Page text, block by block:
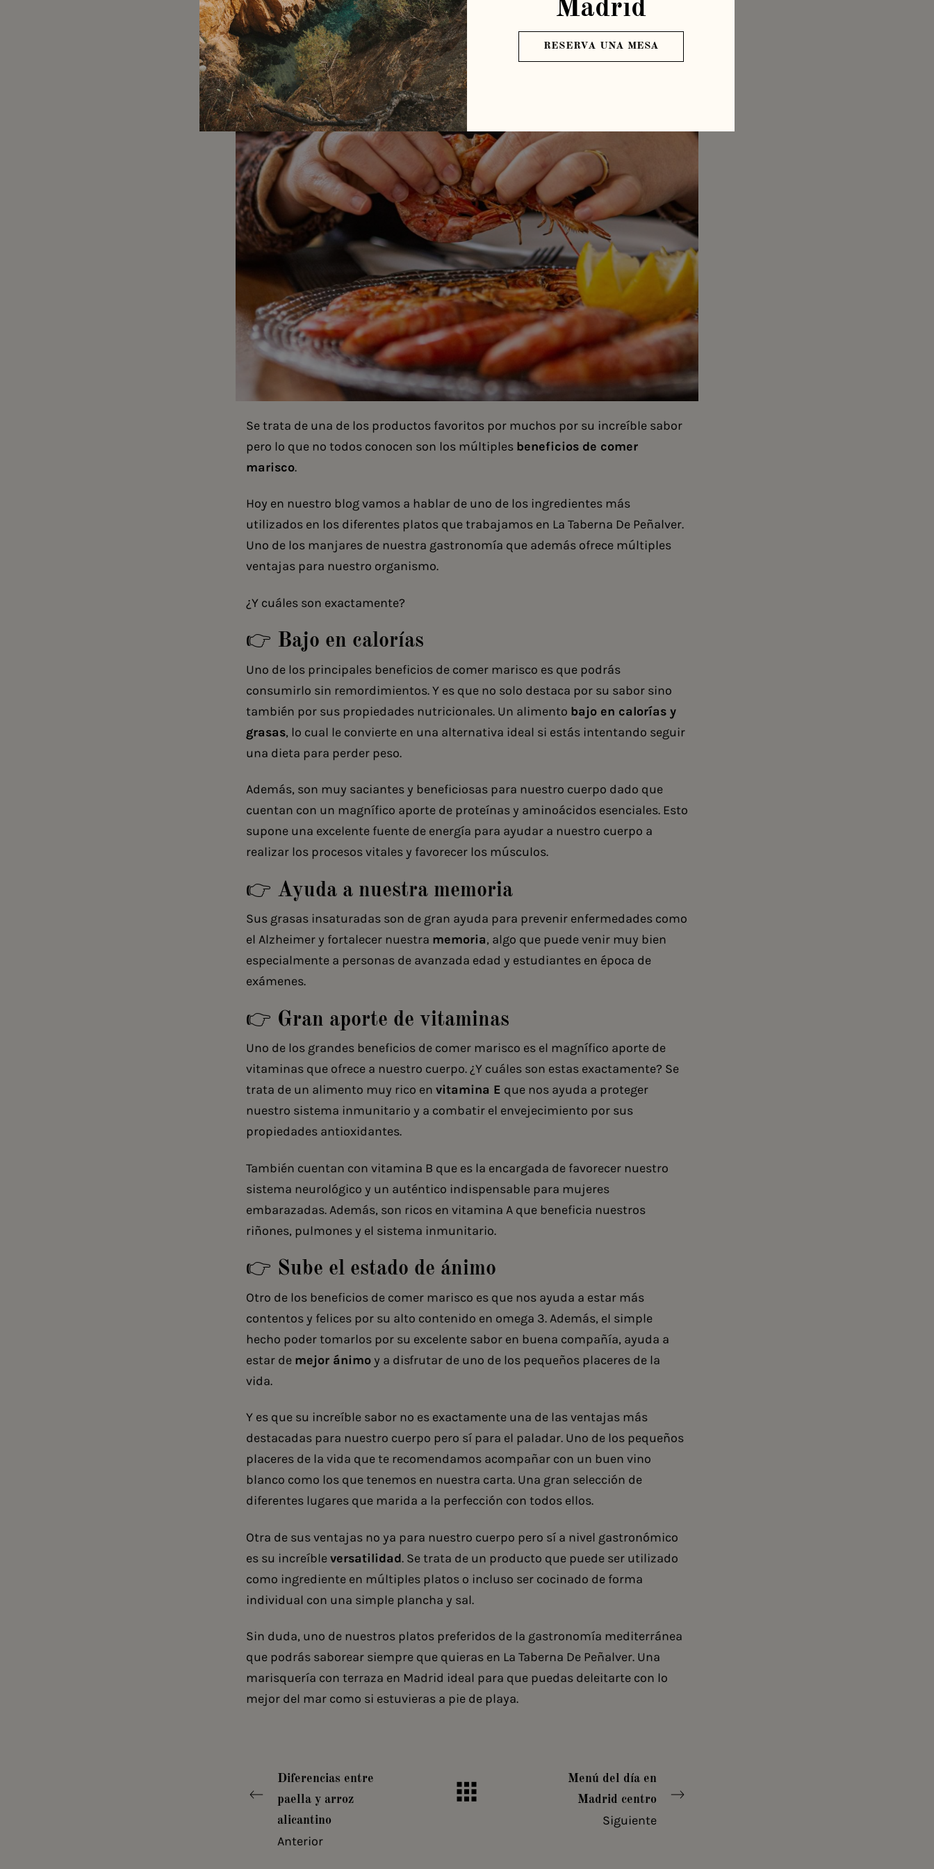
Se trata de una de los productos favoritos por muchos por su increíble sabor
pero lo que no todos conocen son los múltiples beneficios de comer
marisco.
Hoy en nuestro blog vamos a hablar de uno de los ingredientes más
utilizados en los diferentes platos que trabajamos en La Taberna De Peñalver.
Uno de los manjares de nuestra gastronomía que además ofrece múltiples
ventajas para nuestro organismo.
¿Y cuáles son exactamente?
👉 Bajo en calorías
Uno de los principales beneficios de comer marisco es que podrás
consumirlo sin remordimientos. Y es que no solo destaca por su sabor sino
también por sus propiedades nutricionales. Un alimento bajo en calorías y
grasas, lo cual le convierte en una alternativa ideal si estás intentando seguir
una dieta para perder peso.
Además, son muy saciantes y beneficiosas para nuestro cuerpo dado que
cuentan con un magnífico aporte de proteínas y aminoácidos esenciales. Esto
supone una excelente fuente de energía para ayudar a nuestro cuerpo a
realizar los procesos vitales y favorecer los músculos.
👉 Ayuda a nuestra memoria
Sus grasas insaturadas son de gran ayuda para prevenir enfermedades como
el Alzheimer y fortalecer nuestra memoria, algo que puede venir muy bien
especialmente a personas de avanzada edad y estudiantes en época de
exámenes.
👉 Gran aporte de vitaminas
Uno de los grandes beneficios de comer marisco es el magnífico aporte de
vitaminas que ofrece a nuestro cuerpo. ¿Y cuáles son estas exactamente? Se
trata de un alimento muy rico en vitamina E que nos ayuda a proteger
nuestro sistema inmunitario y a combatir el envejecimiento por sus
propiedades antioxidantes.
También cuentan con vitamina B que es la encargada de favorecer nuestro
sistema neurológico y un auténtico indispensable para mujeres
embarazadas. Además, son ricos en vitamina A que beneficia nuestros
riñones, pulmones y el sistema inmunitario.
👉 Sube el estado de ánimo
Otro de los beneficios de comer marisco es que nos ayuda a estar más
contentos y felices por su alto contenido en omega 3. Además, el simple
hecho poder tomarlos por su excelente sabor en buena compañía, ayuda a
estar de mejor ánimo y a disfrutar de uno de los pequeños placeres de la
vida.
Y es que su increíble sabor no es exactamente una de las ventajas más
destacadas para nuestro cuerpo pero sí para el paladar. Uno de los pequeños
placeres de la vida que te recomendamos acompañar con un buen vino
blanco como los que tenemos en nuestra carta. Una gran selección de
diferentes lugares que marida a la perfección con todos ellos.
Otra de sus ventajas no ya para nuestro cuerpo pero sí a nivel gastronómico
es su increíbleversatilidad. Se trata de un producto que puede ser utilizado
como ingrediente en múltiples platos o incluso ser cocinado de forma
individual con una simple plancha y sal.
Sin duda, uno de nuestros platos preferidos de la gastronomía mediterránea
que podrás saborear siempre que quieras en La Taberna De Peñalver. Una
marisquería con terraza en Madrid ideal para que puedas deleitarte con lo
mejor del mar como si estuvieras a pie de playa.
Diferencias entre
paella y arroz
alicantino
Anterior
Menú del día en
Madrid centro
Siguiente
Madrid
RESERVA UNA MESA